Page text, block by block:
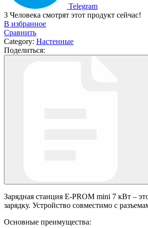
Telegram
3 Человека смотрят этот продукт сейчас!
В избранное
Сравнить
Category: Настенные
Поделиться:
Зарядная станция E-PROM mini 7 кВт –
зарядку. Устройство совместимо с
Основные преимущества: